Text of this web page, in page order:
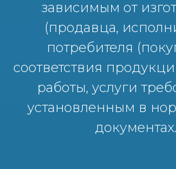
зависимым от
(продавца,
потребителя
соответствия
работы, услуги
установленным в
документах.